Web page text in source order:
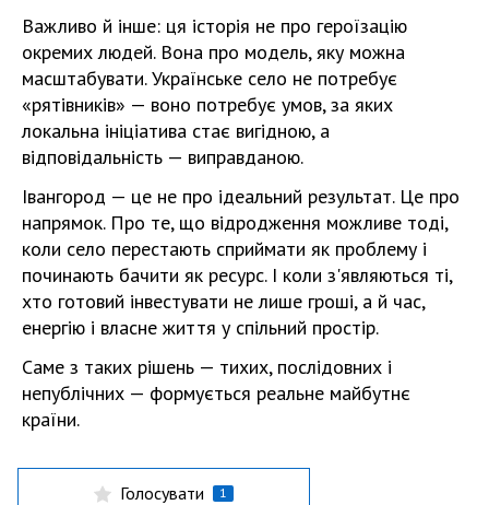
Важливо й інше: ця історія не про героїзацію
окремих людей. Вона про модель, яку можна
масштабувати. Українське село не потребує
«рятівників» — воно потребує умов, за яких
локальна ініціатива стає вигідною, а
відповідальність — виправданою.
Івангород — це не про ідеальний результат. Це про
напрямок. Про те, що відродження можливе тоді,
коли село перестають сприймати як проблему і
починають бачити як ресурс. І коли з'являються ті,
хто готовий інвестувати не лише гроші, а й час,
енергію і власне життя у спільний простір.
Саме з таких рішень — тихих, послідовних і
непублічних — формується реальне майбутнє
країни.
Голосувати 1